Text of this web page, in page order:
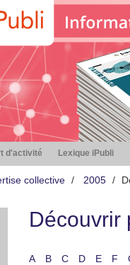
d'activité Lexique iPubli
collective 2005
Découvrir
A B C D E F